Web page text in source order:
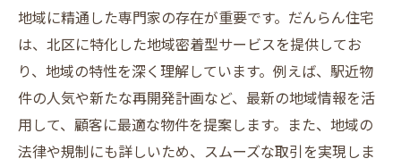
地域に精通した専門家の存在が重要です。だんらん住宅
は、北区に特化した地域密着型サービスを提供してお
り、地域の特性を深く理解しています。例えば、駅近物
件の人気や新たな再開発計画など、最新の地域情報を活
用して、顧客に最適な物件を提案します。また、地域の
法律や規制にも詳しいため、スムーズな取引を実現しま